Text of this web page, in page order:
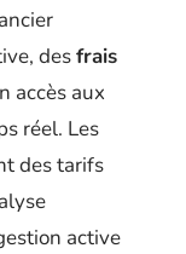
desfrais
accès aux
réel. Les
des tarifs
active